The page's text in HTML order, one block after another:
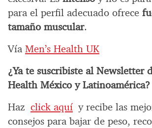
para el perfil adecuado ofrece
tamaño muscular.
Vía Men’s Health UK
¿Ya te suscribiste al Newsletter
Health México y Latinoamérica?
Haz click aquí y recibe las
consejos para bajar de peso,